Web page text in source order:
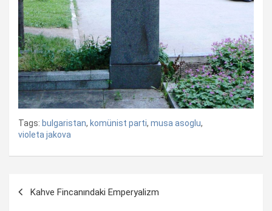
Tags: bulgaristan, komünist parti, musa asoglu,
violeta jakova
Kahve Fincanındaki Emperyalizm